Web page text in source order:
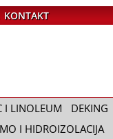
KONTAKT
I LINOLEUM DEKING
I HIDROIZOLACIJA